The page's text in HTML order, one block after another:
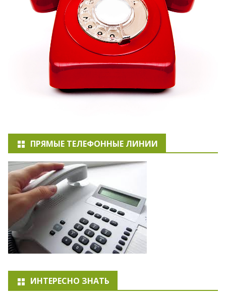
ПРЯМЫЕ ТЕЛЕФОННЫЕ ЛИНИИ
ИНТЕРЕСНО ЗНАТЬ